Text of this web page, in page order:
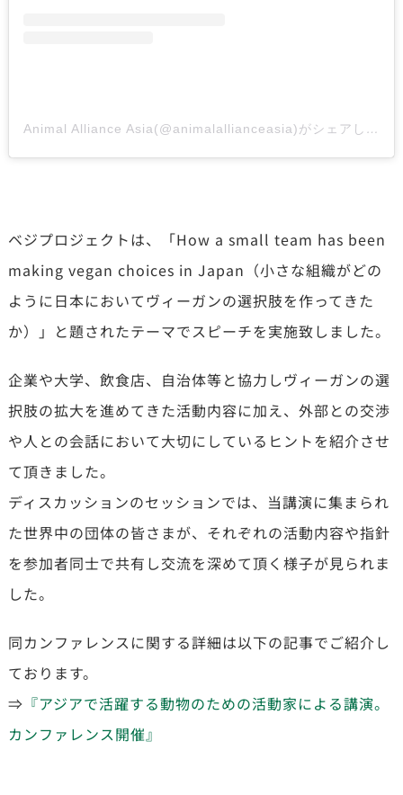
Animal Alliance Asia(@animalallianceasia)がシェアした投稿
ベジプロジェクトは、「How a small team has been
making vegan choices in Japan（小さな組織がどの
ように日本においてヴィーガンの選択肢を作ってきた
か）」と題されたテーマでスピーチを実施致しました。
企業や大学、飲食店、自治体等と協力しヴィーガンの選
択肢の拡大を進めてきた活動内容に加え、外部との交渉
や人との会話において大切にしているヒントを紹介させ
て頂きました。
ディスカッションのセッションでは、当講演に集まられ
た世界中の団体の皆さまが、それぞれの活動内容や指針
を参加者同士で共有し交流を深めて頂く様子が見られま
した。
同カンファレンスに関する詳細は以下の記事でご紹介し
ております。
⇒ 『アジアで活躍する動物のための活動家による講演。
カンファレンス開催』